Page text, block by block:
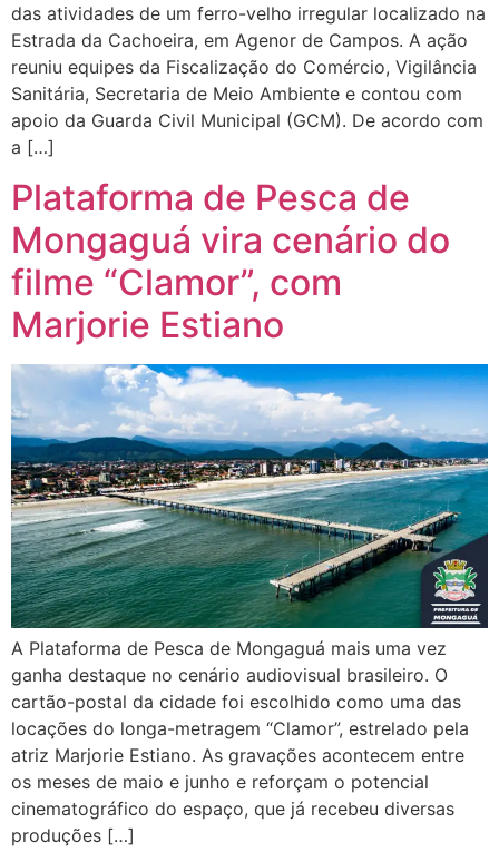
das atividades de um ferro-velho irregular localizado na
Estrada da Cachoeira, em Agenor de Campos. A ação
reuniu equipes da Fiscalização do Comércio, Vigilância
Sanitária, Secretaria de Meio Ambiente e contou com
apoio da Guarda Civil Municipal (GCM). De acordo com
a […]
Plataforma de Pesca de
Mongaguá vira cenário do
filme “Clamor”, com
Marjorie Estiano
A Plataforma de Pesca de Mongaguá mais uma vez
ganha destaque no cenário audiovisual brasileiro. O
cartão-postal da cidade foi escolhido como uma das
locações do longa-metragem “Clamor”, estrelado pela
atriz Marjorie Estiano. As gravações acontecem entre
os meses de maio e junho e reforçam o potencial
cinematográfico do espaço, que já recebeu diversas
produções […]